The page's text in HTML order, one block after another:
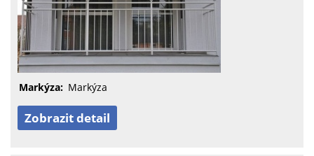
Markýza: Markýza
Zobrazit detail